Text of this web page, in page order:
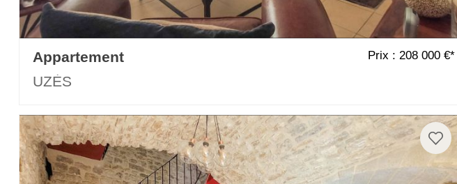
Appartement
UZÈS
Prix : 208 000 €*